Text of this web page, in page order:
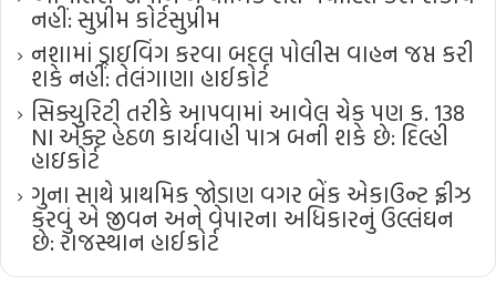
નહીં: સુપ્રીમ કોર્ટ​સુપ્રીમ
નશામાં ડ્રાઇવિંગ કરવા બદલ પોલીસ વાહન જપ્ત કરી
શકે નહીં: તેલંગાણા હાઈકોર્ટ
સિક્યુરિટી તરીકે આપવામાં આવેલ ચેક પણ ક. 138
NI એક્ટ હેઠળ કાર્યવાહી પાત્ર બની શકે છે: દિલ્હી
હાઇકોર્ટ
ગુના સાથે પ્રાથમિક જોડાણ વગર બેંક એકાઉન્ટ ફ્રીઝ
કરવું એ જીવન અને વેપારના અધિકારનું ઉલ્લંઘન
છે: રાજસ્થાન હાઈકોર્ટ